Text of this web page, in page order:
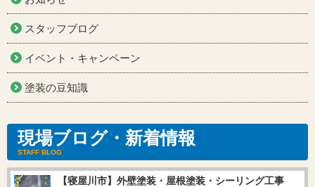
スタッフブログ
イベント・キャンペーン
塗装の豆知識
現場ブログ・新着情報
STAFF BLOG
【寝屋川市】外壁塗装・屋根塗装・シーリング工事